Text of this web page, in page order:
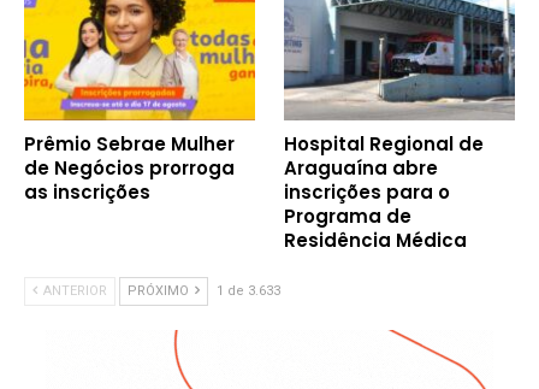
Prêmio Sebrae Mulher
de Negócios prorroga
as inscrições
Hospital Regional de
Araguaína abre
inscrições para o
Programa de
Residência Médica
ANTERIOR PRÓXIMO 1 de 3.633